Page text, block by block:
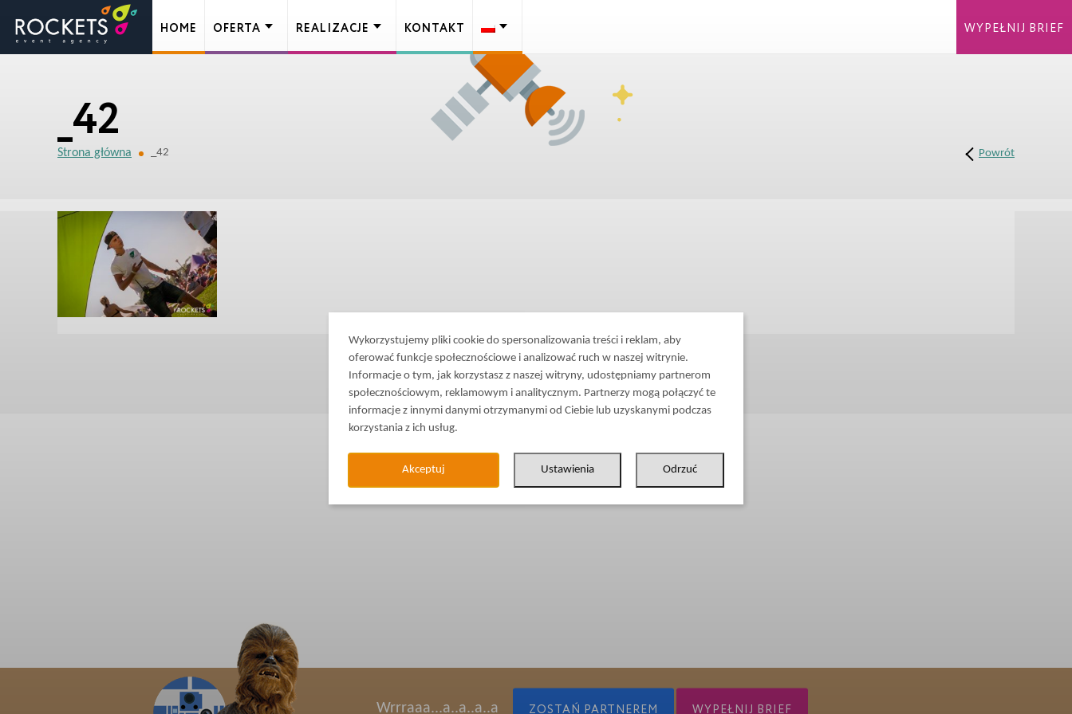
_42
Strona główna _42 Powrót
Wrrraaa...a..a..a..a ZOSTAŃ PARTNEREM WYPEŁNIJ BRIEF
HOME OFERTA REALIZACJE KONTAKT WYPEŁNIJ BRIEF
Wykorzystujemy pliki cookie do spersonalizowania treści i reklam, aby
oferować funkcje społecznościowe i analizować ruch w naszej witrynie.
Informacje o tym, jak korzystasz z naszej witryny, udostępniamy partnerom
społecznościowym, reklamowym i analitycznym. Partnerzy mogą połączyć te
informacje z innymi danymi otrzymanymi od Ciebie lub uzyskanymi podczas
korzystania z ich usług.
Akceptuj Ustawienia Odrzuć